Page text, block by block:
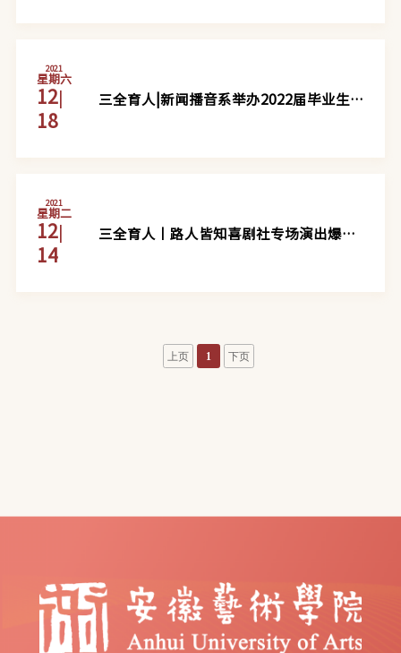
2021
星期六
12|
18
三全育人|新闻播音系举办2022届毕业生
2021
星期二
12|
14
三全育人丨路人皆知喜剧社专场演出爆笑
上页 1 下页